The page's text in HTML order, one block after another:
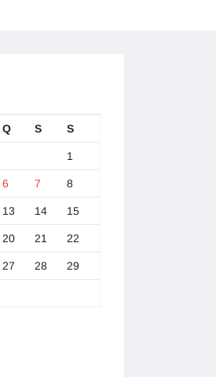
Q S S
1
6 7 8
13 14 15
20 21 22
27 28 29